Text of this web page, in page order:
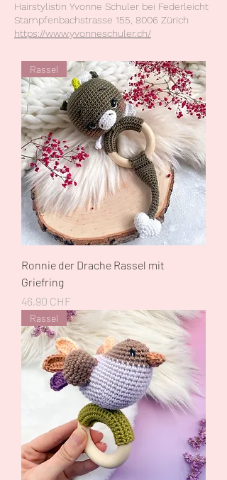
Hairstylistin Yvonne Schuler bei Federleicht
Stampfenbachstrasse 155, 8006 Zürich
https://www.yvonneschuler.ch/
Rassel
Ronnie der Drache Rassel mit
Griefring
Preis
46,90 CHF
Rassel